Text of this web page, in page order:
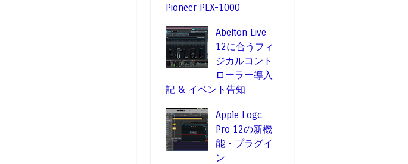
Pioneer PLX-1000
Abelton Live
12に合うフィ
ジカルコント
ローラー導入
記 & イベント告知
Apple Logc
Pro 12の新機
能・プラグイ
ン